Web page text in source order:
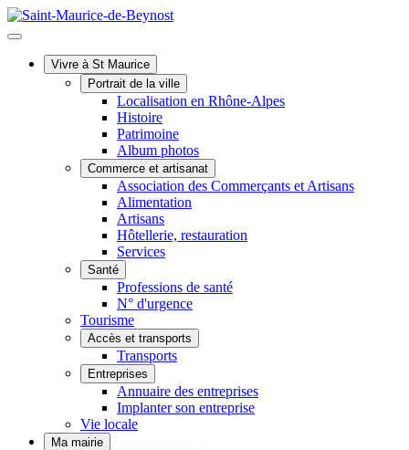
Vivre à St Maurice
Portrait de la ville
Localisation en Rhône-Alpes
Histoire
Patrimoine
Album photos
Commerce et artisanat
Association des Commerçants et Artisans
Alimentation
Artisans
Hôtellerie, restauration
Services
Santé
Professions de santé
N° d'urgence
Tourisme
Accès et transports
Transports
Entreprises
Annuaire des entreprises
Implanter son entreprise
Vie locale
Ma mairie